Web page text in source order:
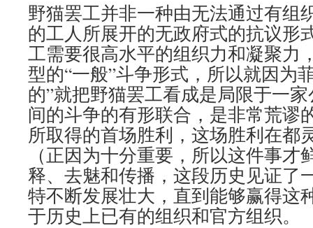
野猫罢工并非一种由无法通过有组
的工人所展开的无政府式的抗议形
工需要很高水平的组织力和凝聚力
型的“一般”斗争形式，所以就因为
的”就把野猫罢工看成是局限于一
间的斗争的有形联合，是非常荒谬
所取得的首场胜利，这场胜利在都
（正因为十分重要，所以这件事才
释、去魅和传播，这段历史见证了
特不断发展壮大，直到能够赢得这
于历史上已有的组织和官方组织。